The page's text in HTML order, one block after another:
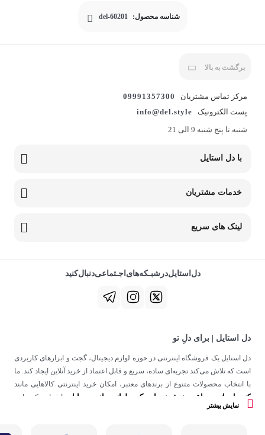
شناسه محصول: del-60201
برگشت به بالا
مرکز تماس مشتریان
09991357300
پست الکترونیک
info@del.style
شنبه تا پنج شنبه 9 الی 21
با دل استایل
خدمات مشتریان
لینک های سریع
دل‌استایل‌در‌‌شبـکه‌های‌اجـتماعی‌دنبال‌کنید
دل استایل | برای دلِ تو
دل استایل یک فروشگاه اینترنتی در حوزه لوازم دیجیتال، گجت و ابزارهای کاربردی
است که تلاش می‌کند تجربه‌ای ساده، سریع و قابل اعتماد از خرید آنلاین ایجاد کند. ما
با انتخاب محصولات متنوع از برندهای معتبر، امکان خرید اینترنتی کالاهایی مانند
کنسول بازی ساعت هوشمند اسپیکر ولوازم جانبی موبایل
را فراهم کرده‌ایم.
در دل استایل، تمرکز ما فقط روی فروش نیست؛ هدف ساختن تجربه‌ای است که
نمایش بیشتر